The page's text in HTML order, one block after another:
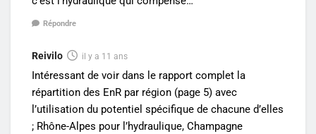
Répondre
Reivilo il y a 11 ans
Intéressant de voir dans le rapport complet la
répartition des EnR par région (page 5) avec
l’utilisation du potentiel spécifique de chacune d’elles
; Rhône-Alpes pour l’hydraulique, Champagne